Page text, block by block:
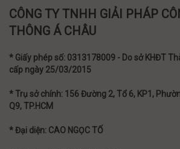
CÔNG TY TNHH GIẢI PHÁP
THÔNG Á CHÂU
* Giấy phép số: 0313178009 - Do sở KHĐT
cấp ngày 25/03/2015
* Trụ sở chính: 156 Đường 2, Tổ 6, KP1,
Q9, TP.HCM
* Đại diện: CAO NGỌC TỐ